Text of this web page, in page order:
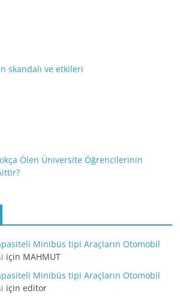
skandalı ve etkileri
Ölen Üniversite Öğrencilerinin
Minibüs tipi Araçların Otomobil
için MAHMUT
Minibüs tipi Araçların Otomobil
içineditor